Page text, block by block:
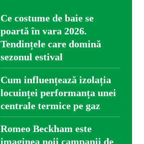
Ce costume de baie se
poartă în vara 2026.
Tendințele care domină
sezonul estival
Cum influențează izolația
locuinței performanța unei
centrale termice pe gaz
Romeo Beckham este
imaginea noii campanii de